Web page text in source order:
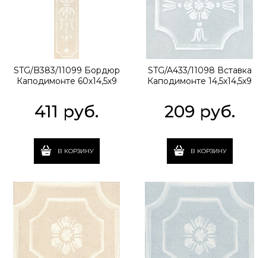
STG/B383/11099 Бордюр
Каподимонте 60х14,5х9
411 руб.
В КОРЗИНУ
STG/A433/11098 Вставка
Каподимонте 14,5х14,5х9
209 руб.
В КОРЗИНУ